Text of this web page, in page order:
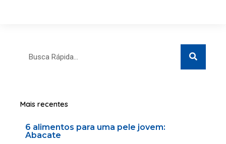
Search
Mais recentes
6 alimentos para uma pele jovem:
Abacate